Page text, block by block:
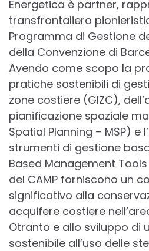
Energetica è partner,
transfrontaliero
Programma di Gestione
della Convenzione di
Avendo come scopo la
pratiche sostenibili di
zone costiere (GIZC),
pianificazione spaziale
Spatial Planning – MSP) e
strumenti di gestione
Based Management
del CAMP forniscono un
significativo alla
acquifere costiere
Otranto e allo sviluppo di
sostenibile all’uso delle